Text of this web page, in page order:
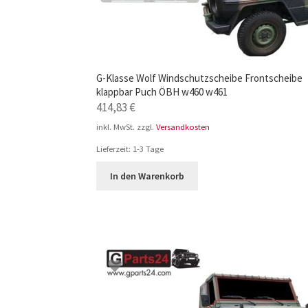
G-Klasse Wolf Windschutzscheibe Frontscheibe
klappbar Puch ÖBH w460 w461
414,83€
inkl. MwSt. zzgl.Versandkosten
Lieferzeit: 1-3 Tage
In den Warenkorb